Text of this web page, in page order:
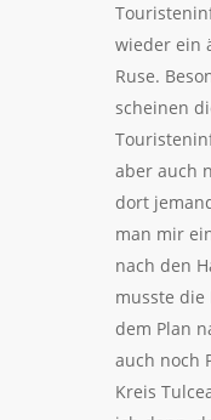
wieder ein
Ruse.
scheinen
aber auch
dort
man mir
nach den
musste
dem Plan
auch noch
Kreis